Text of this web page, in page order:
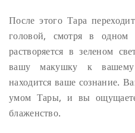
После этого Тара
головой, смотря в
растворяется в зеленом
вашу макушку к вашему
находится ваше сознание.
умом Тары, и вы ощущаете
блаженство.